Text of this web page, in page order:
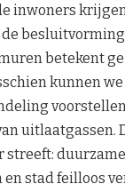
inwoners
betekent
kunnen we
uitlaatgassen.
streeft:
en stad feilloos